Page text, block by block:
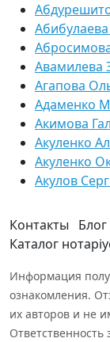
Авамилева
Агапова
Адаменко
Акимова
Акуленко
Акуленко
Акулов
Контакты Блог
Каталог
Информация
ознакомления.
их авторов и не
Ответственность